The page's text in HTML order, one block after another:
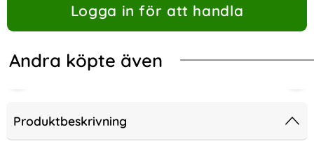
Logga in för att handla
Andra köpte även
Produktbeskrivning